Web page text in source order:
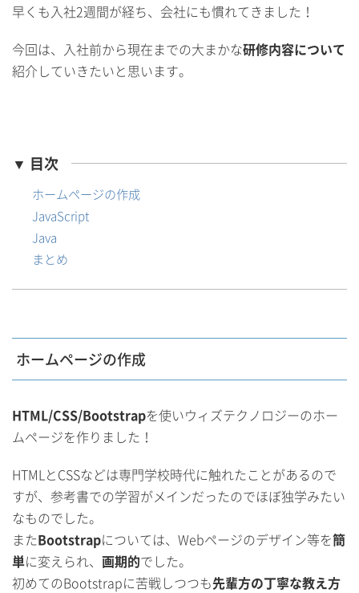
早くも入社2週間が経ち、会社にも慣れてきました！
今回は、入社前から現在までの大まかな研修内容について
紹介していきたいと思います。
▼ 目次
ホームページの作成
JavaScript
Java
まとめ
ホームページの作成
HTML/CSS/Bootstrapを使いウィズテクノロジーのホー
ムページを作りました！
HTMLとCSSなどは専門学校時代に触れたことがあるので
すが、参考書での学習がメインだったのでほぼ独学みたい
なものでした。
またBootstrapについては、Webページのデザイン等を簡
単に変えられ、 画期的でした。
初めてのBootstrapに苦戦しつつも先輩方の丁寧な教え方